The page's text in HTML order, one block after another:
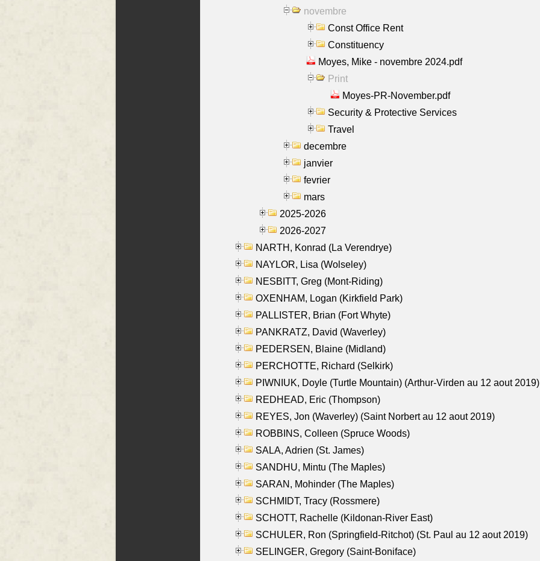
novembre
Const Office Rent
Constituency
Moyes, Mike - novembre 2024.pdf
Print
Moyes-PR-November.pdf
Security & Protective Services
Travel
decembre
janvier
fevrier
mars
2025-2026
2026-2027
NARTH, Konrad (La Verendrye)
NAYLOR, Lisa (Wolseley)
NESBITT, Greg (Mont-Riding)
OXENHAM, Logan (Kirkfield Park)
PALLISTER, Brian (Fort Whyte)
PANKRATZ, David (Waverley)
PEDERSEN, Blaine (Midland)
PERCHOTTE, Richard (Selkirk)
PIWNIUK, Doyle (Turtle Mountain) (Arthur-Virden au 12 aout 2019)
REDHEAD, Eric (Thompson)
REYES, Jon (Waverley) (Saint Norbert au 12 aout 2019)
ROBBINS, Colleen (Spruce Woods)
SALA, Adrien (St. James)
SANDHU, Mintu (The Maples)
SARAN, Mohinder (The Maples)
SCHMIDT, Tracy (Rossmere)
SCHOTT, Rachelle (Kildonan-River East)
SCHULER, Ron (Springfield-Ritchot) (St. Paul au 12 aout 2019)
SELINGER, Gregory (Saint-Boniface)